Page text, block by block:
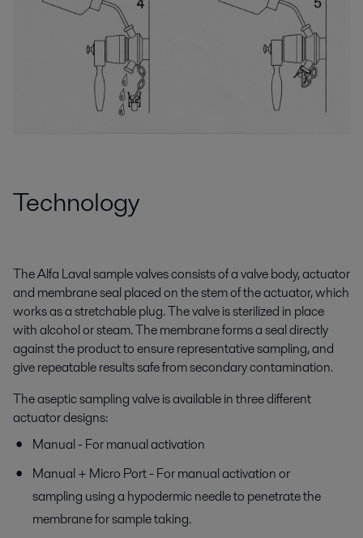
Technology
The Alfa Laval sample valves consists of a valve body, actuator
and membrane seal placed on the stem of the actuator, which
works as a stretchable plug. The valve is sterilized in place
with alcohol or steam. The membrane forms a seal directly
against the product to ensure representative sampling, and
give repeatable results safe from secondary contamination.
The aseptic sampling valve is available in three different
actuator designs:
Manual - For manual activation
Manual + Micro Port - For manual activation or
sampling using a hypodermic needle to penetrate the
membrane for sample taking.